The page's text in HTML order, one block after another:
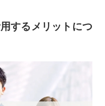
するメリットにつ